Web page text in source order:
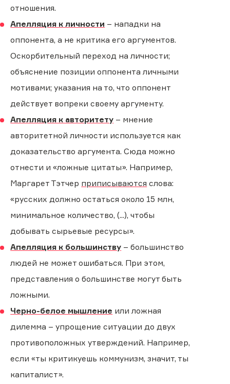
отношения.
Апелляция к личности – нападки на
оппонента, а не критика его аргументов.
Оскорбительный переход на личности;
объяснение позиции оппонента личными
мотивами; указания на то, что оппонент
действует вопреки своему аргументу.
Апелляция к авторитету – мнение
авторитетной личности используется как
доказательство аргумента. Сюда можно
отнести и «ложные цитаты». Например,
Маргарет Тэтчер приписываются слова:
«русских должно остаться около 15 млн,
минимальное количество, (...), чтобы
добывать сырьевые ресурсы».
Апелляция к большинству – большинство
людей не может ошибаться. При этом,
представления о большинстве могут быть
ложными.
Черно-белое мышление или ложная
дилемма – упрощение ситуации до двух
противоположных утверждений. Например,
если «ты критикуешь коммунизм, значит, ты
капиталист».